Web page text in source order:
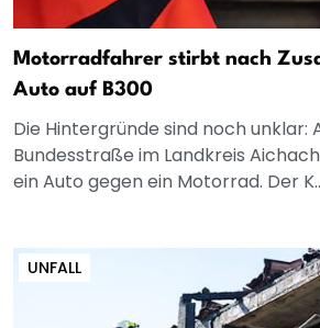
Motorradfahrer stirbt nach
Auto auf B300
Die Hintergründe sind noch unklar:
Bundesstraße im Landkreis
ein Auto gegen ein Motorrad. Der
UNFALL